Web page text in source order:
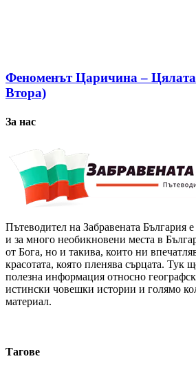
Феноменът Царичина – Цялата
Втора)
За нас
Пътеводител на Забравената България
и за много необикновени места в
от Бога, но и такива, които ни
красотата, която пленява сърцата. Тук
полезна информация относно
истински човешки истории и голямо
материал.
Тагове